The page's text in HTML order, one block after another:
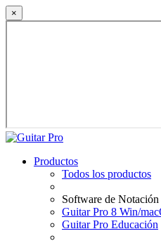
×
Productos
Todos los productos
Software de
Guitar Pro 8 Win/
Guitar Pro Educación